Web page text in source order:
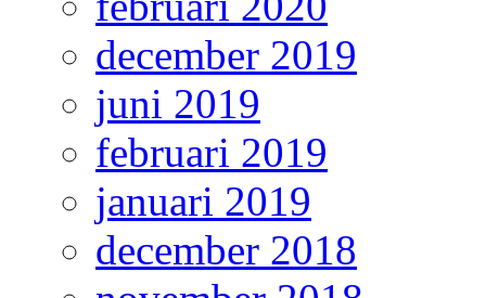
december 2019
juni 2019
februari 2019
januari 2019
december 2018